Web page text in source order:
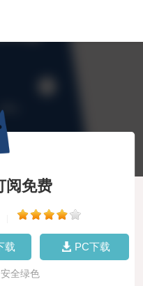
阅免费
载 PC下载
全绿色